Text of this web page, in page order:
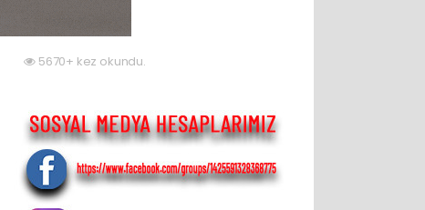
5670+ kez okundu.